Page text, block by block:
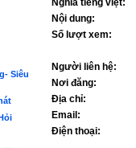
Siêu
Nghĩa tiếng việt:
Nội dung:
Số lượt xem:
Người liên hệ:
Nơi đăng:
Địa chỉ:
Email:
Điện thoại: